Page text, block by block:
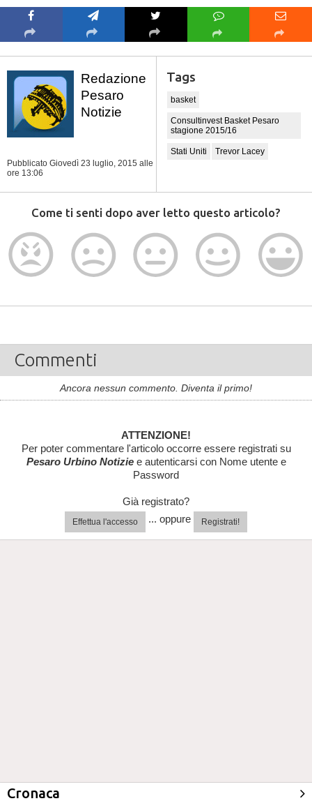
Redazione
Pesaro
Notizie
Pubblicato Giovedì 23 luglio, 2015 alle
ore 13:06
Tags
basket
Consultinvest Basket Pesaro
stagione 2015/16
Stati Uniti Trevor Lacey
Come ti senti dopo aver letto questo articolo?
Commenti
Ancora nessun commento. Diventa il primo!
ATTENZIONE!
Per poter commentare l'articolo occorre essere registrati su
Pesaro Urbino Notiziee autenticarsi con Nome utente e
Password
Già registrato?
Effettua l'accesso ... oppure Registrati!
Cronaca